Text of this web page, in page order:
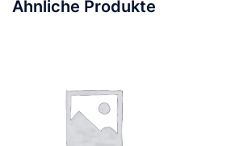
Ähnliche Produkte